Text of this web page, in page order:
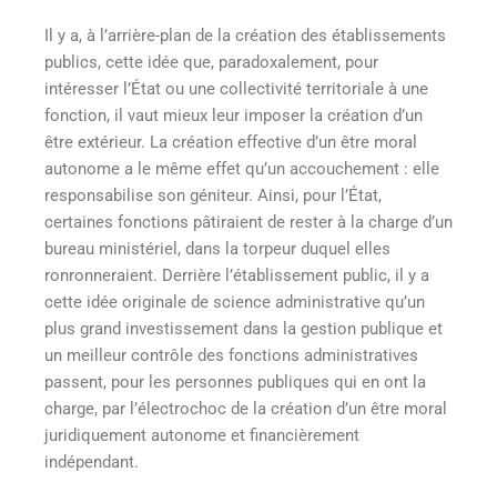
Il y a, à l’arrière-plan de la création des établissements
publics, cette idée que, paradoxalement, pour
intéresser l’État ou une collectivité territoriale à une
fonction, il vaut mieux leur imposer la création d’un
être extérieur. La création effective d’un être moral
autonome a le même effet qu’un accouchement : elle
responsabilise son géniteur. Ainsi, pour l’État,
certaines fonctions pâtiraient de rester à la charge d’un
bureau ministériel, dans la torpeur duquel elles
ronronneraient. Derrière l’établissement public, il y a
cette idée originale de science administrative qu’un
plus grand investissement dans la gestion publique et
un meilleur contrôle des fonctions administratives
passent, pour les personnes publiques qui en ont la
charge, par l’électrochoc de la création d’un être moral
juridiquement autonome et financièrement
indépendant.